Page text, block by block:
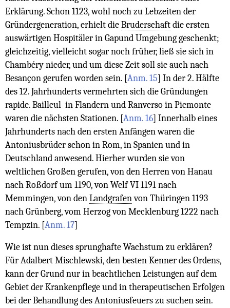
Erklärung. Schon 1123, wohl noch zu Lebzeiten der
Gründergeneration, erhielt die Bruderschaft die ersten
auswärtigen Hospitäler in Gapund Umgebung geschenkt;
gleichzeitig, vielleicht sogar noch früher, ließ sie sich in
Chambéry nieder, und um diese Zeit soll sie auch nach
Besançon gerufen worden sein. [Anm. 15] In der 2. Hälfte
des 12. Jahrhunderts vermehrten sich die Gründungen
rapide. Bailleul in Flandern und Ranverso in Piemonte
waren die nächsten Stationen. [Anm. 16] Innerhalb eines
Jahrhunderts nach den ersten Anfängen waren die
Antoniusbrüder schon in Rom, in Spanien und in
Deutschland anwesend. Hierher wurden sie von
weltlichen Großen gerufen, von den Herren von Hanau
nach Roßdorf um 1190, von Welf VI 1191 nach
Memmingen, von den Landgrafen von Thüringen 1193
nach Grünberg, vom Herzog von Mecklenburg 1222 nach
Tempzin. [Anm. 17]
Wie ist nun dieses sprunghafte Wachstum zu erklären?
Für Adalbert Mischlewski, den besten Kenner des Ordens,
kann der Grund nur in beachtlichen Leistungen auf dem
Gebiet der Krankenpflege und in therapeutischen Erfolgen
bei der Behandlung des Antoniusfeuers zu suchen sein.